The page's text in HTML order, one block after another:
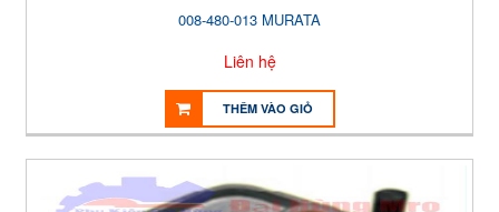
008-480-013 MURATA
Liên hệ
THÊM VÀO GIỎ